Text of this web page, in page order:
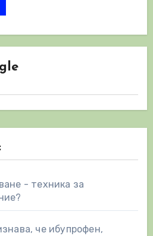
- техника за
че ибупрофен,